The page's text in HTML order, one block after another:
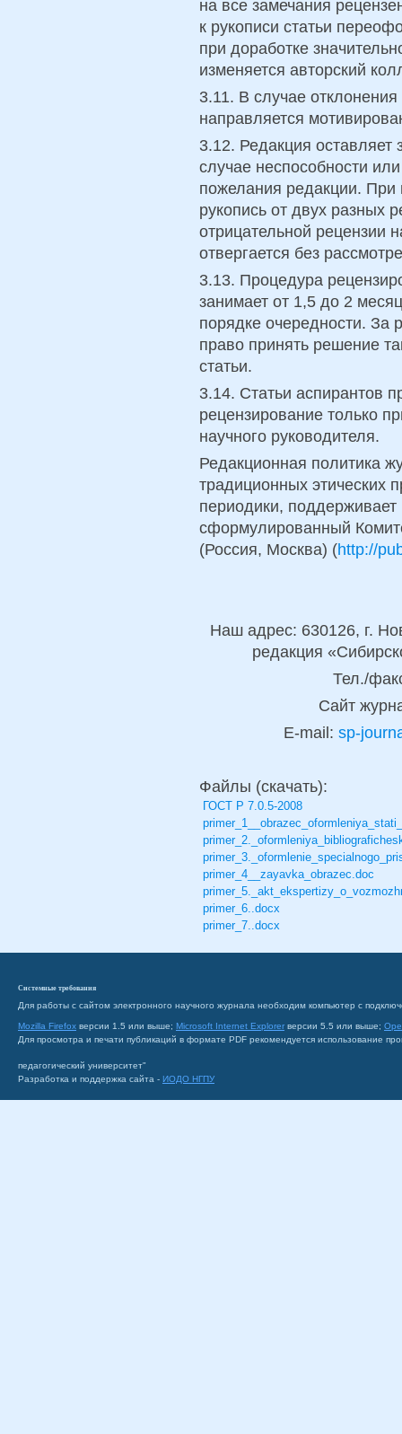
на все замечания
к рукописи статьи
при доработке
изменяется авторский
3.11. В случае
направляется
3.12. Редакция оставляет
случае неспособности
пожелания редакции. При
рукопись от двух разных
отрицательной рецензии
отвергается без
3.13. Процедура
занимает от 1,5 до 2
порядке очередности. За
право принять решение
статьи.
3.14. Статьи аспирантов
рецензирование только
научного руководителя.
Редакционная политика
традиционных этических
периодики, поддерживает
сформулированный
(Россия, Москва) (http://
Наш адрес: 630126, г.
редакция
Тел./
Сайт
E-mail: sp-
Файлы (скачать):
ГОСТ Р 7.0.5-2008
primer_4__zayavka_obrazec.doc
primer_6..docx
primer_7..docx
Системные требования
Для работы с сайтом электронного научного журнала необходим компьютер с
Mozilla Firefox версии 1.5 или выше; Microsoft Internet Explorer версии 5.5 или выше;
Для просмотра и печати публикаций в формате PDF рекомендуется использование
педагогический университет"
Разработка и поддержка сайта - ИОДО НГПУ